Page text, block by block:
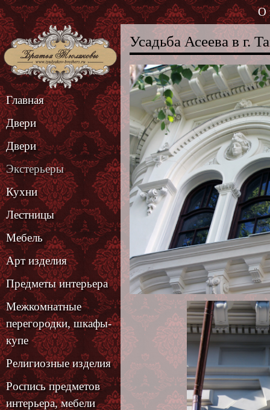
Главная
Двери
Двери
Экстерьеры
Кухни
Лестницы
Мебель
Арт изделия
Предметы интерьера
Межкомнатные
перегородки, шкафы-
купе
Религиозные изделия
Роспись предметов
интерьера, мебели
О
Усадьба Асеева в г.